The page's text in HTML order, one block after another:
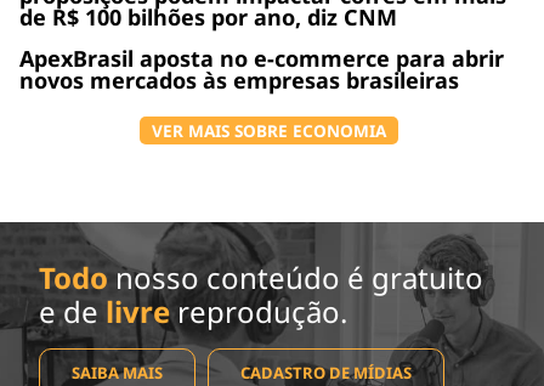
de R$ 100 bilhões por ano, diz CNM
ApexBrasil aposta no e-commerce para abrir
novos mercados às empresas brasileiras
VER MAIS SOBRE ECONOMIA
Todo nosso conteúdo é gratuito
e de livrereprodução.
SAIBA MAIS CADASTRO DE MÍDIAS